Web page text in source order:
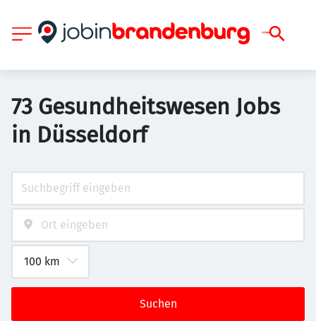
73 Gesundheitswesen Jobs
in Düsseldorf
Suchen